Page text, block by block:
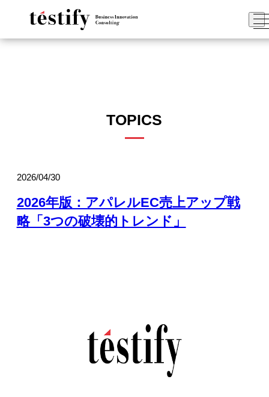
TOPICS
2026/04/30
2026年版：アパレルEC売上アップ戦
略「3つの破壊的トレンド」